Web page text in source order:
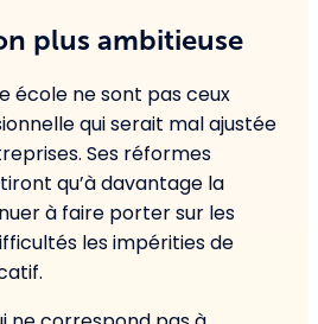
plus ambitieuse
école ne sont pas ceux
qui serait mal ajustée
Ses réformes
qu’à davantage la
à faire porter sur les
les impérities de